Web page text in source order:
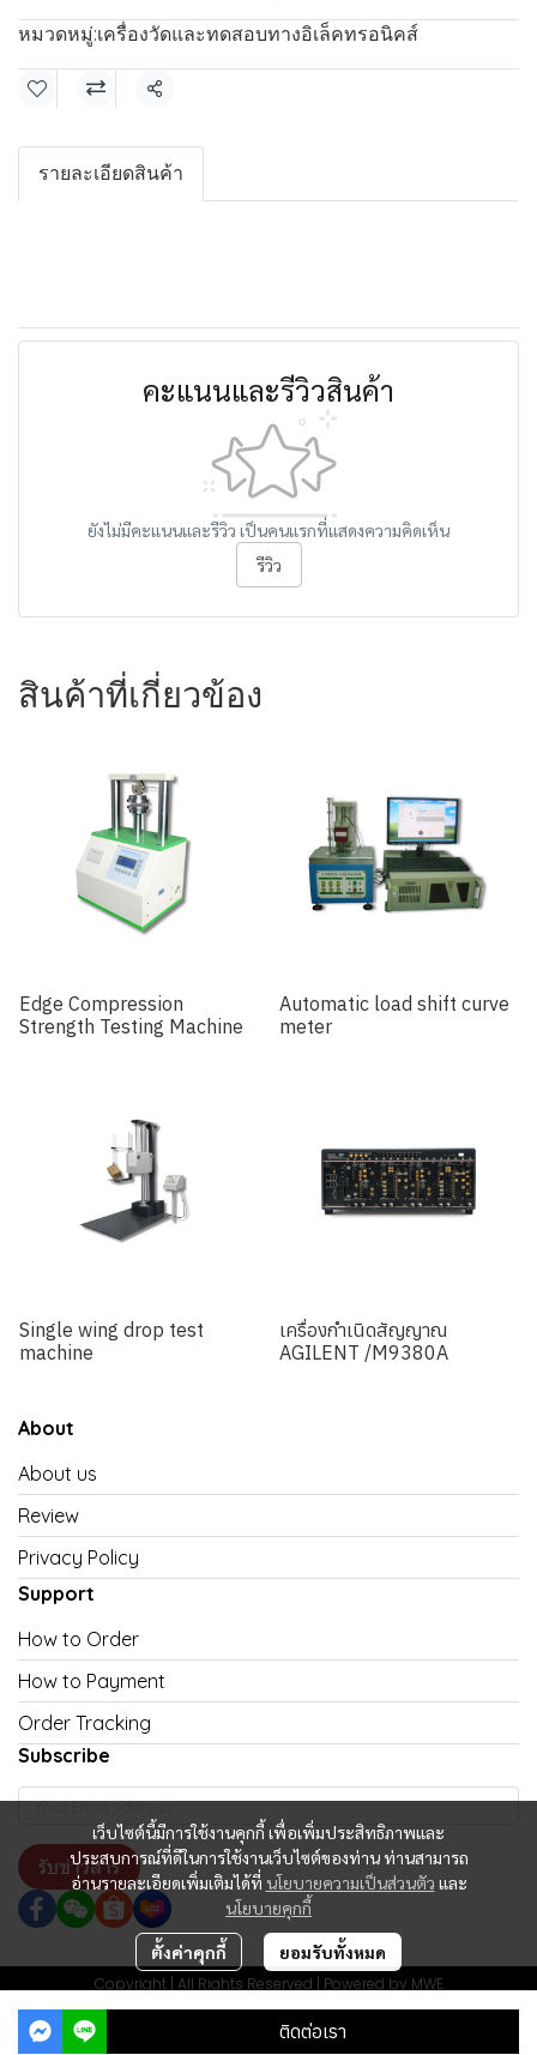
หมวดหมู่:เครื่องวัดและทดสอบทางอิเล็คทรอนิคส์
แชร์
รายละเอียดสินค้า
คะแนนและรีวิวสินค้า
ยังไม่มีคะแนนและรีวิว เป็นคนแรกที่แสดงความคิดเห็น
รีวิว
สินค้าที่เกี่ยวข้อง
Edge Compression
Strength Testing Machine
Automatic load shift curve
meter
Single wing drop test
machine
เครื่องกำเนิดสัญญาณ
AGILENT /M9380A
ติดต่อเรา
เว็บไซต์นี้มีการใช้งานคุกกี้ เพื่อเพิ่มประสิทธิภาพและ
ประสบการณ์ที่ดีในการใช้งานเว็บไซต์ของท่าน ท่านสามารถ
อ่านรายละเอียดเพิ่มเติมได้ที่ นโยบายความเป็นส่วนตัว และ
นโยบายคุกกี้
ตั้งค่าคุกกี้ ยอมรับทั้งหมด
About
About us
Review
Privacy Policy
Support
How to Order
How to Payment
Order Tracking
Subscribe
รับข่าวสาร
Copyright | All Rights Reserved | Powered by MWE
ผู้เข้าชมวันนี้33